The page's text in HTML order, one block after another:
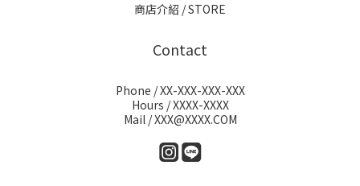
商店介紹 / STORE
Contact
Phone / XX-XXX-XXX-XXX
Hours / XXXX-XXXX
Mail / XXX@XXXX.COM